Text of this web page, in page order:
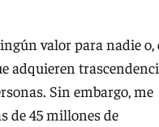
valor para nadie o,
adquieren
Sin embargo, me
de 45 millones de